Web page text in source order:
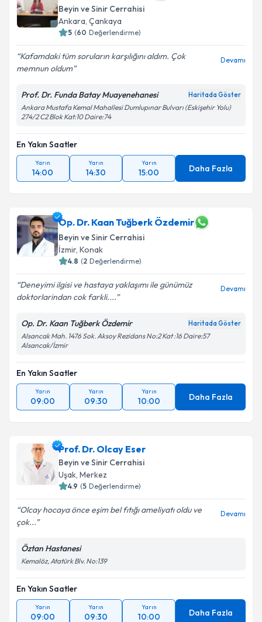
Beyin ve Sinir Cerrahisi
Ankara, Çankaya
5 (60 Değerlendirme)
Kafamdaki tüm soruların karşılığını aldım. Çok
memnun oldum
Devamı
Prof. Dr. Funda Batay Muayenehanesi Haritada Göster
Ankara Mustafa Kemal Mahallesi Dumlupınar Bulvarı (Eskişehir Yolu)
274/2 C2 Blok Kat:10 Daire:74
En Yakın Saatler
Yarın
14:00
Yarın
14:30
Yarın
15:00 Daha Fazla
Op. Dr. Kaan Tuğberk Özdemir
Beyin ve Sinir Cerrahisi
İzmir, Konak
4.8 (2 Değerlendirme)
Deneyimi ilgisi ve hastaya yaklaşımı ile günümüz
doktorlarindan cok farkli....
Devamı
Op. Dr. Kaan Tuğberk Özdemir Haritada Göster
Alsancak Mah. 1476 Sok. Aksoy Rezidans No:2 Kat :16 Daire:57
Alsancak/İzmir
En Yakın Saatler
Yarın
09:00
Yarın
09:30
Yarın
10:00 Daha Fazla
Prof. Dr. Olcay Eser
Beyin ve Sinir Cerrahisi
Uşak, Merkez
4.9 (5 Değerlendirme)
Olcay hocaya önce eşim bel fıtığı ameliyatı oldu ve
çok...
Devamı
Öztan Hastanesi
Kemalöz, Atatürk Blv. No:139
En Yakın Saatler
Yarın
09:00
Yarın
09:30
Yarın
10:00 Daha Fazla